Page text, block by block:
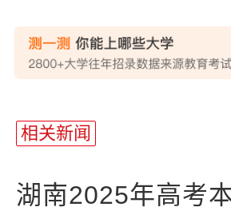
相关新闻
湖南2025年高考